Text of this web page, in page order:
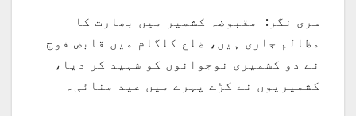
سری نگر: مقبوضہ کشمیر میں بھارت کا
مظالم جاری ہیں، ضلع کلگام میں قابض فوج
نے دو کشمیری نوجوانوں کو شہید کر دیا،
کشمیریوں نے کڑے پہرے میں عید منائی۔